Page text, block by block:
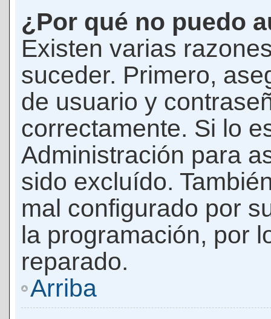
¿Por qué no puedo
Existen varias
suceder. Primero,
de usuario y
correctamente. Si lo
Administración para
sido excluído.
mal configurado por
la programación, por
reparado.
Arriba